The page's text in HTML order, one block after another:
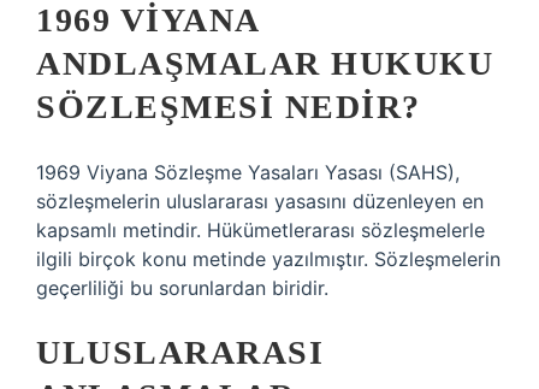
1969 VIYANA
ANDLAŞMALAR HUKUKU
SÖZLEŞMESI NEDIR?
1969 Viyana Sözleşme Yasaları Yasası (SAHS),
sözleşmelerin uluslararası yasasını düzenleyen en
kapsamlı metindir. Hükümetlerarası sözleşmelerle
ilgili birçok konu metinde yazılmıştır. Sözleşmelerin
geçerliliği bu sorunlardan biridir.
ULUSLARARASI